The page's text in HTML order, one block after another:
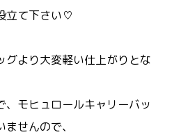
立て下さい♡
グより大変軽い仕上がりとな
モヒュロールキャリーバッ
せんので、